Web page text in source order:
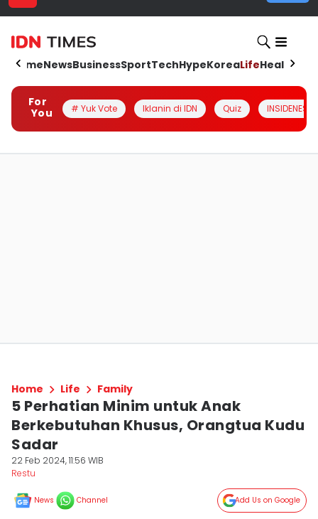
HomeNewsBusinessSportTechHypeKoreaLifeHealth
For
You
# Yuk Vote Iklanin di IDN Quiz INSIDENESIA
Home Life Family
5 Perhatian Minim untuk Anak
Berkebutuhan Khusus, Orangtua Kudu
Sadar
22 Feb 2024, 11:56 WIB
Restu
News Channel Add Us on Google